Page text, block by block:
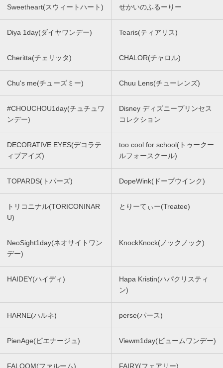
Sweetheart(スウィートハート) せかいのふるーりー
Diya 1day(ダイヤワンデー) Tearis(ティアリス)
Cheritta(チェリッタ) CHALOR(チャロル)
Chu's me(チューズミー) Chuu Lens(チューレンズ)
#CHOUCHOU1day(チュチュワ
ンデー)
Disney ディズニープリンセス
コレクション
DECORATIVE EYES(デコラテ
ィブアイズ)
too cool for school(トゥークー
ルフォースクール)
TOPARDS(トパーズ) DopeWink(ドープウインク)
トリコニナル(TORICONINAR
U)
とりーてぃー(Treatee)
NeoSight1day(ネオサイトワン
デー)
KnockKnock(ノックノック)
HAIDEY(ハイディ)
Hapa Kristin(ハパクリスティ
ン)
HARNE(ハルネ) perse(パース)
PienAge(ピエナージュ) Viewm1day(ビュームワンデー)
FALOOM(ファルーム) FAIRY(フェアリー)